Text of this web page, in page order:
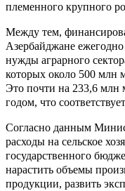
племенного крупного
Между тем,
Азербайджане
нужды аграрного
которых около 500 млн
Это почти на 233,6 млн
годом, что
Согласно данным
расходы на сельское
государственного
нарастить объемы
продукции, развить